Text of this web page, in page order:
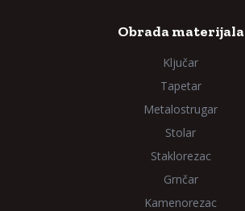
Obrada materijala
Ključar
Tapetar
Metalostrugar
Stolar
Staklorezac
Grnčar
Kamenorezac